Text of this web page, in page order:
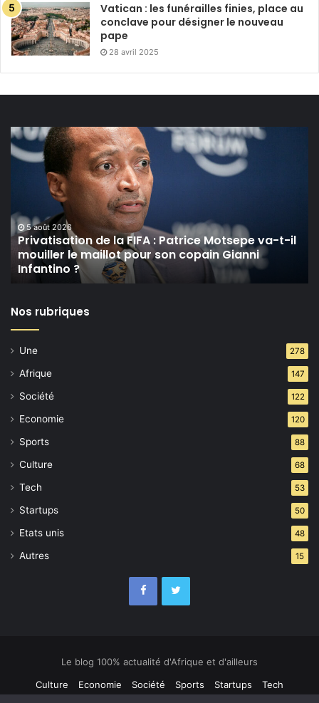
Vatican : les funérailles finies, place au
conclave pour désigner le nouveau
pape
28 avril 2025
Privatisation
de
la
va-
t-
mouiller
pour
son
Gianni
Infantino ?
5 août 2026
Privatisation de la FIFA : Patrice Motsepe va-t-il
mouiller le maillot pour son copain Gianni
Infantino ?
Nos rubriques
Une 278
Afrique 147
Société 122
Economie 120
Sports 88
Culture 68
Tech 53
Startups 50
Etats unis 48
Autres 15
Le blog 100% actualité d'Afrique et d'ailleurs
Culture
Economie Société Sports Startups
Tech